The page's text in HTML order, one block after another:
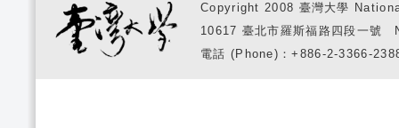
Copyright 2008 臺灣大學
10617 臺北市羅斯福路四段一
電話 (Phone)：+886-2-3366-